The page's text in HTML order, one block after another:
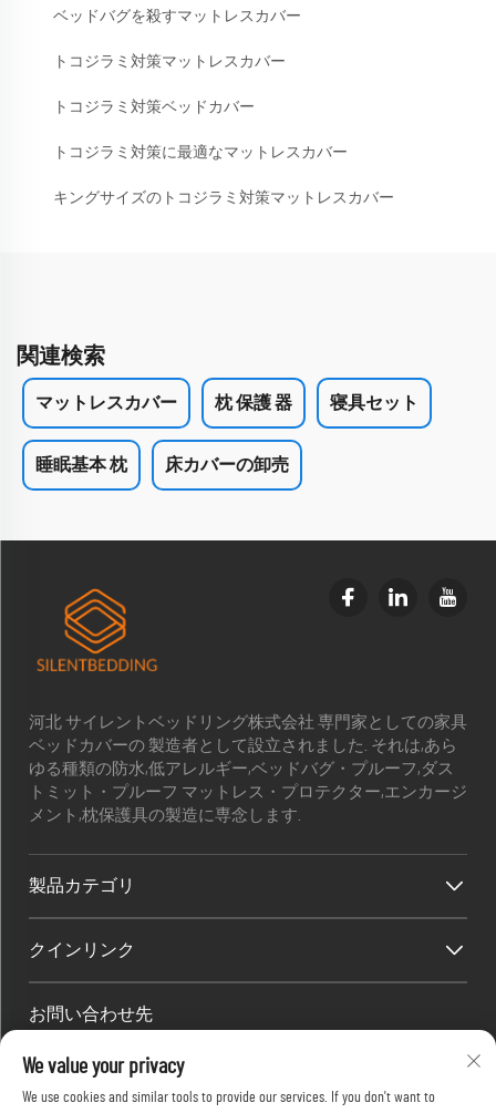
ベッドバグを殺すマットレスカバー
トコジラミ対策マットレスカバー
トコジラミ対策ベッドカバー
トコジラミ対策に最適なマットレスカバー
キングサイズのトコジラミ対策マットレスカバー
関連検索
マットレスカバー 枕 保護 器 寝具セット
睡眠基本 枕 床カバーの卸売
河北 サイレントベッドリング株式会社 専門家としての家具
ベッドカバーの 製造者として設立されました. それは,あら
ゆる種類の防水,低アレルギー,ベッドバグ・プルーフ,ダス
トミット・プルーフ マットレス・プロテクター,エンカージ
メント,枕保護具の製造に専念します.
製品カテゴリ
クインリンク
お問い合わせ先
Office add : 部屋1910 ブロックC 湖京市中心 ワンジアン西道 河
北安?? 中国
メールアドレス：[email protected]
We value your privacy
We use cookies and similar tools to provide our services. If you don't want to